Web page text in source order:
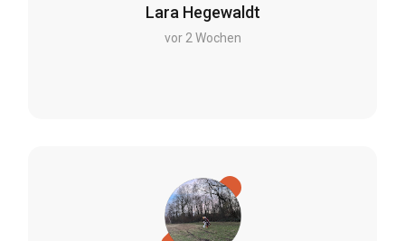
Lara Hegewaldt
vor 2 Wochen